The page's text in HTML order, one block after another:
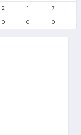
2 1 7
0 0 0